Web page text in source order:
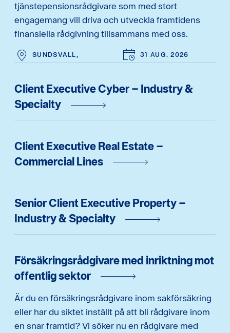
tjänstepensionsrådgivare som med stort
engagemang vill driva och utveckla framtidens
finansiella rådgivning tillsammans med oss.
SUNDSVALL, 31 AUG. 2026
Client Executive Cyber – Industry &
Specialty
Client Executive Real Estate –
Commercial Lines
Senior Client Executive Property –
Industry & Specialty
Försäkringsrådgivare med inriktning mot
offentlig sektor
Är du en försäkringsrådgivare inom sakförsäkring
eller har du siktet inställt på att bli rådgivare inom
en snar framtid? Vi söker nu en rådgivare med